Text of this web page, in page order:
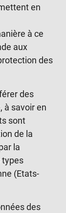
en
à ce
aux
des
des
à savoir en
sont
de la
la
types
(Etats-
des